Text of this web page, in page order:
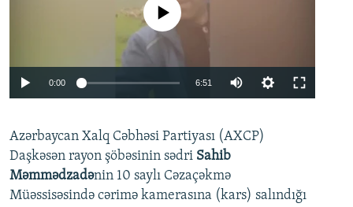
Auto 240p 360p
720p 1080p
No media source currently available
0:00 6:51
360p
720p
Azərbaycan Xalq Cəbhəsi Partiyası (AXCP)
Daşkəsən rayon şöbəsinin sədri Sahib
Məmmədzadənin 10 saylı Cəzaçəkmə
Müəssisəsində cərimə kamerasına (kars) salındığı